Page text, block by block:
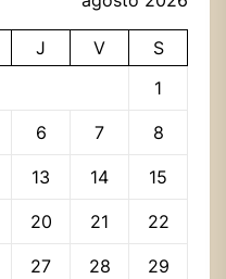
J V
S
1
6 7 8
13 14 15
20 21 22
27 28 29